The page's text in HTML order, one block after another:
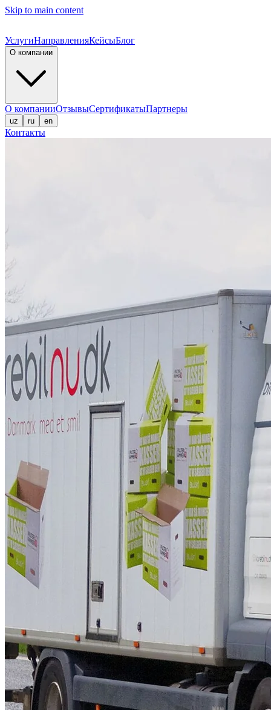
Skip to main content
УслугиНаправленияКейсыБлог
О компании
О компанииОтзывыСертификатыПартнеры
uz ru en
Контакты